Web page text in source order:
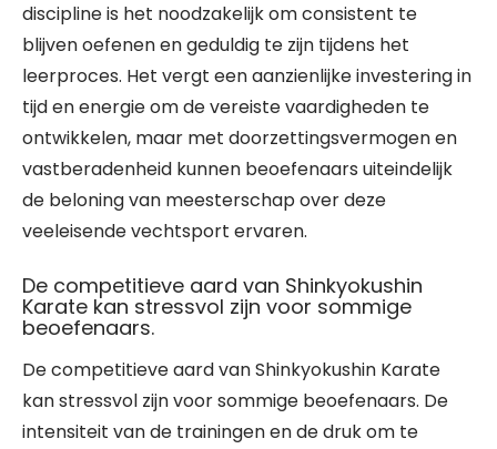
discipline is het noodzakelijk om consistent te
blijven oefenen en geduldig te zijn tijdens het
leerproces. Het vergt een aanzienlijke investering in
tijd en energie om de vereiste vaardigheden te
ontwikkelen, maar met doorzettingsvermogen en
vastberadenheid kunnen beoefenaars uiteindelijk
de beloning van meesterschap over deze
veeleisende vechtsport ervaren.
De competitieve aard van Shinkyokushin
Karate kan stressvol zijn voor sommige
beoefenaars.
De competitieve aard van Shinkyokushin Karate
kan stressvol zijn voor sommige beoefenaars. De
intensiteit van de trainingen en de druk om te